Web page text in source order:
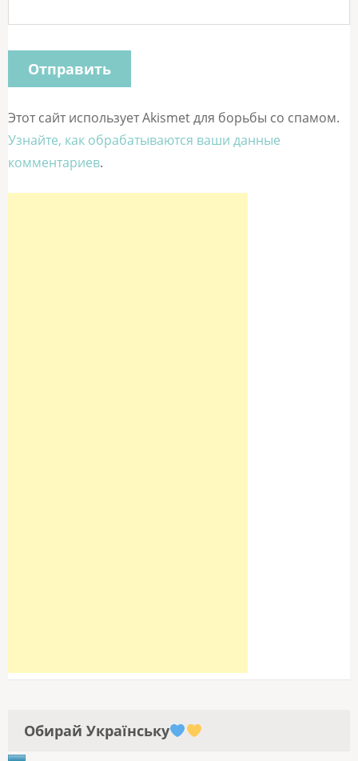
Этот сайт использует Akismet для борьбы со спамом.
Узнайте, как обрабатываются ваши данные
комментариев.
Обирай Українську